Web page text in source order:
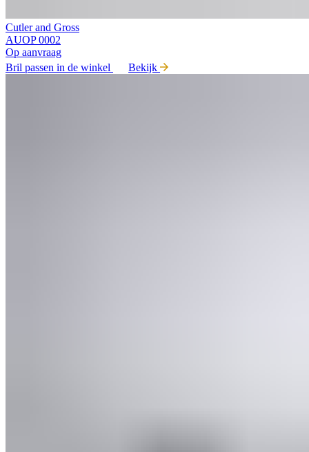
Cutler and Gross
AUOP 0002
Op aanvraag
Bril passen in de winkel
Bekijk